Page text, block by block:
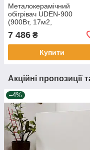
Металокерамічний
обігрівач UDEN-900
(900Вт, 17м2,
Терморегулятор)
7 486 ₴
Купити
Акційні пропозиції
–4%